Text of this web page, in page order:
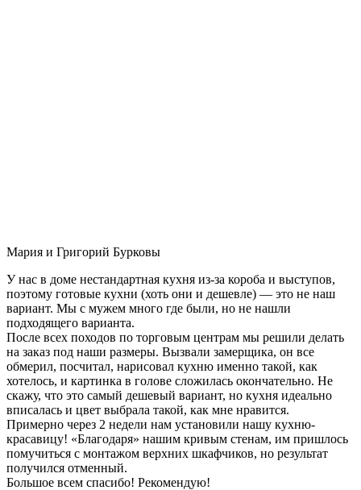
Мария и Григорий Бурковы
У нас в доме нестандартная кухня из-за короба и выступов,
поэтому готовые кухни (хоть они и дешевле) — это не наш
вариант. Мы с мужем много где были, но не нашли
подходящего варианта.
После всех походов по торговым центрам мы решили делать
на заказ под наши размеры. Вызвали замерщика, он все
обмерил, посчитал, нарисовал кухню именно такой, как
хотелось, и картинка в голове сложилась окончательно. Не
скажу, что это самый дешевый вариант, но кухня идеально
вписалась и цвет выбрала такой, как мне нравится.
Примерно через 2 недели нам установили нашу кухню-
красавицу! «Благодаря» нашим кривым стенам, им пришлось
помучиться с монтажом верхних шкафчиков, но результат
получился отменный.
Большое всем спасибо! Рекомендую!